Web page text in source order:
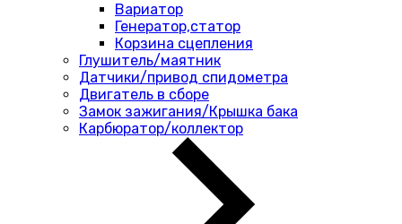
Вариатор
Генератор,статор
Корзина сцепления
Глушитель/маятник
Датчики/привод спидометра
Двигатель в сборе
Замок зажигания/Крышка бака
Карбюратор/коллектор